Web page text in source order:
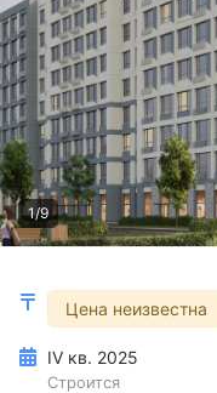
1/9
Цена неизвестна
IV кв. 2025
Строится